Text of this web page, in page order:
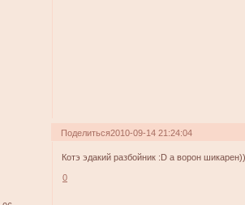
Поделиться2010-09-14 21:24:04
Котэ эдакий разбойник :D а ворон
0